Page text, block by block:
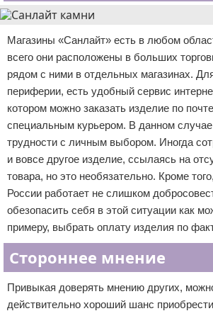
Магазины «Санлайт» есть в любом
всего они расположены в больших
рядом с ними в отдельных магазинах.
периферии, есть удобный сервис
котором можно заказать изделие по
специальным курьером. В данном
трудности с личным выбором. Иногда
и вовсе другое изделие, ссылаясь на
товара, но это необязательно. Кроме
России работает не слишком
обезопасить себя в этой ситуации как
примеру, выбрать оплату изделия по
Стороннее мнение
Привыкая доверять мнению других,
действительно хороший шанс